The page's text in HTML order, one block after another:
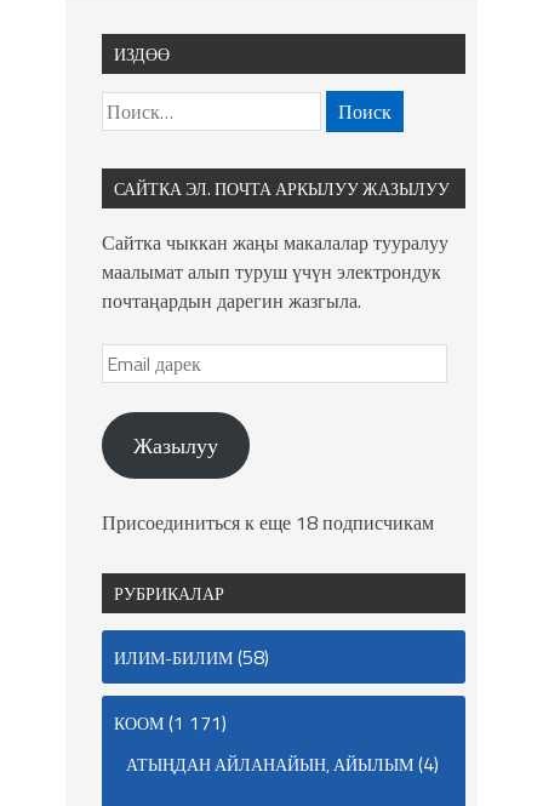
ИЗДӨӨ
САЙТКА ЭЛ. ПОЧТА АРКЫЛУУ ЖАЗЫЛУУ
Сайтка чыккан жаңы макалалар тууралуу
маалымат алып туруш үчүн электрондук
почтаңардын дарегин жазгыла.
Жазылуу
Присоединиться к еще 18 подписчикам
РУБРИКАЛАР
ИЛИМ-БИЛИМ(58)
КООМ(1 171)
АТЫҢДАН АЙЛАНАЙЫН, АЙЫЛЫМ(4)